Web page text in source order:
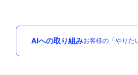
AIへの取り組みお客様の「やりた